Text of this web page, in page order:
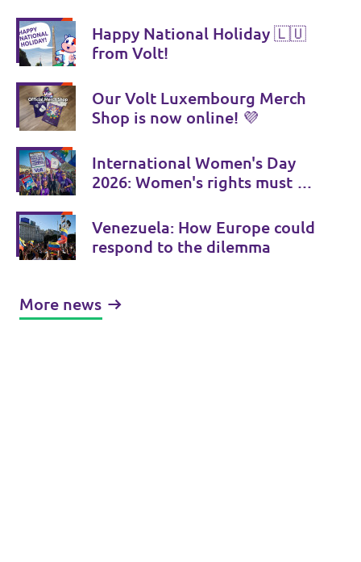
Happy National Holiday 🇱🇺
from Volt!
Our Volt Luxembourg Merch
Shop is now online! 💜
International Women's Day
2026: Women's rights must be
Venezuela: How Europe could
respond to the dilemma
More news